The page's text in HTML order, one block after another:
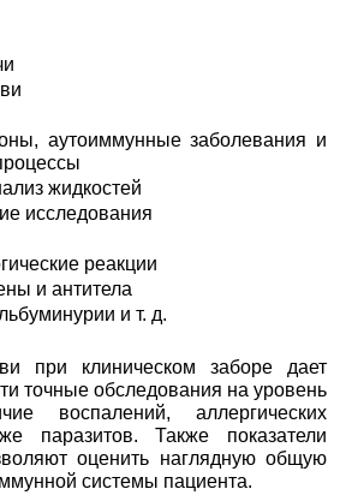
аутоиммунные заболевания и
жидкостей
исследования
реакции
и антитела
и т. д.
при клиническом заборе дает
точные обследования на уровень
воспалений, аллергических
паразитов. Также показатели
оценить наглядную общую
системы пациента.